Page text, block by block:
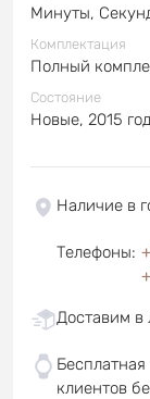
Минуты,
Комплектация
Полный
Состояние
Новые, 2015 год
Наличие в
Телефоны:
Доставим в
клиентов